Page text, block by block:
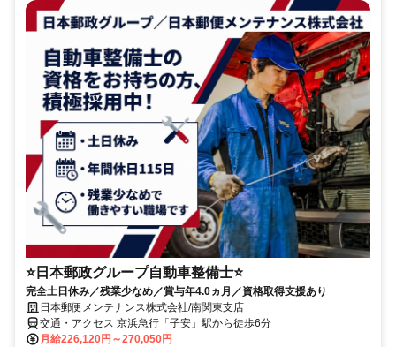
⭐日本郵政グループ自動車整備士⭐
完全土日休み／残業少なめ／賞与年4.0ヵ月／資格取得支援あり
日本郵便メンテナンス株式会社/南関東支店
交通・アクセス 京浜急行「子安」駅から徒歩6分
月給226,120円～270,050円